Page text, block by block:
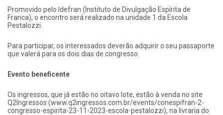
Promovido pelo Idefran (Instituto de Divulgação Espírita de
Franca), o encontro será realizado na unidade 1 da Escola
Pestalozzi.
Para participar, os interessados deverão adquirir o seu passaporte
que valerá para os dois dias de congresso.
Evento beneficente
Os ingressos, que já estão no oitavo lote, estão à venda no site
Q2Ingressos (www.q2ingressos.com.br/events/conespifran-2-
congresso-espirita-23-11-2023-escola-pestalozzi), na livraria do